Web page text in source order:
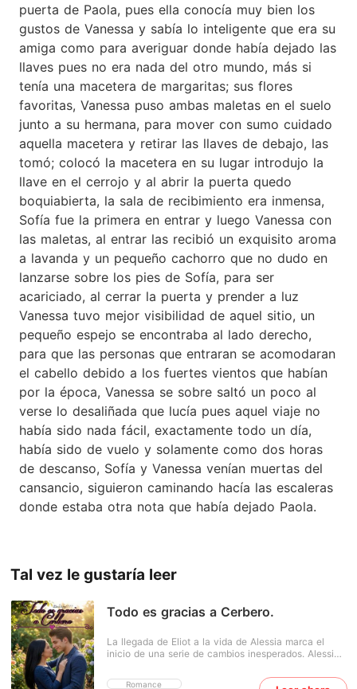
puerta de Paola, pues ella conocía muy bien los
gustos de Vanessa y sabía lo inteligente que era su
amiga como para averiguar donde había dejado las
llaves pues no era nada del otro mundo, más si
tenía una macetera de margaritas; sus flores
favoritas, Vanessa puso ambas maletas en el suelo
junto a su hermana, para mover con sumo cuidado
aquella macetera y retirar las llaves de debajo, las
tomó; colocó la macetera en su lugar introdujo la
llave en el cerrojo y al abrir la puerta quedo
boquiabierta, la sala de recibimiento era inmensa,
Sofía fue la primera en entrar y luego Vanessa con
las maletas, al entrar las recibió un exquisito aroma
a lavanda y un pequeño cachorro que no dudo en
lanzarse sobre los pies de Sofía, para ser
acariciado, al cerrar la puerta y prender a luz
Vanessa tuvo mejor visibilidad de aquel sitio, un
pequeño espejo se encontraba al lado derecho,
para que las personas que entraran se acomodaran
el cabello debido a los fuertes vientos que habían
por la época, Vanessa se sobre saltó un poco al
verse lo desaliñada que lucía pues aquel viaje no
había sido nada fácil, exactamente todo un día,
había sido de vuelo y solamente como dos horas
de descanso, Sofía y Vanessa venían muertas del
cansancio, siguieron caminando hacía las escaleras
donde estaba otra nota que había dejado Paola.
Tal vez le gustaría leer
Todo es gracias a Cerbero.
Romance
La llegada de Eliot a la vida de Alessia marca el
inicio de una serie de cambios inesperados. Alessia,
hermana Francesca, se enfrenta ahora a la